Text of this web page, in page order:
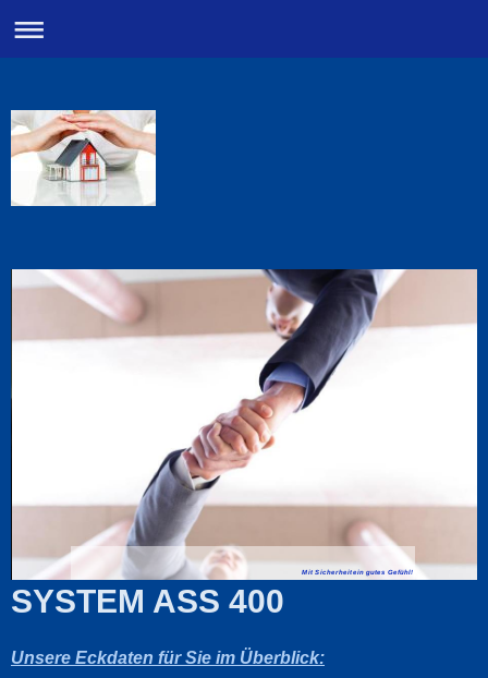
Mit Sicherheit ein gutes Gefühl!
SYSTEM ASS 400
Unsere Eckdaten für Sie im Überblick: